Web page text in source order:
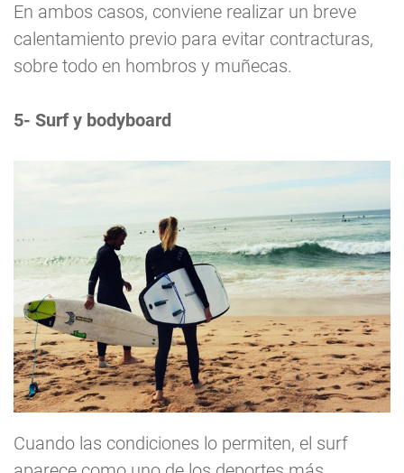
En ambos casos, conviene realizar un breve
calentamiento previo para evitar contracturas,
sobre todo en hombros y muñecas.
5- Surf y bodyboard
Cuando las condiciones lo permiten, el surf